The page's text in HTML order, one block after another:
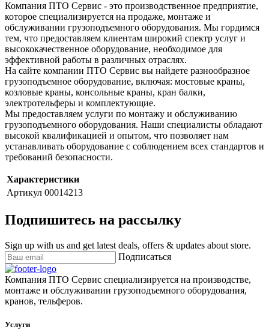
Компания ПТО Сервис - это производственное предприятие,
которое специализируется на продаже, монтаже и
обслуживании грузоподъемного оборудования. Мы гордимся
тем, что предоставляем клиентам широкий спектр услуг и
высококачественное оборудование, необходимое для
эффективной работы в различных отраслях.
На сайте компании ПТО Сервис вы найдете разнообразное
грузоподъемное оборудование, включая: мостовые краны,
козловые краны, консольные краны, кран балки,
электротельферы и комплектующие.
Мы предоставляем услуги по монтажу и обслуживанию
грузоподъемного оборудования. Наши специалисты обладают
высокой квалификацией и опытом, что позволяет нам
устанавливать оборудование с соблюдением всех стандартов и
требований безопасности.
Характеристики
Артикул 00014213
Подпишитесь на рассылку
Sign up with us and get latest deals, offers & updates about store.
Подписаться
Компания ПТО Сервис специализируется на производстве,
монтаже и обслуживании грузоподъемного оборудования,
кранов, тельферов.
Услуги